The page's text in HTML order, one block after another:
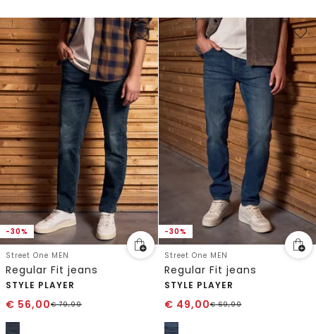
-30%
Street One MEN
Regular Fit jeans
STYLE PLAYER
€ 56,00€79,99
-30%
Street One MEN
Regular Fit jeans
STYLE PLAYER
€ 49,00€69,99